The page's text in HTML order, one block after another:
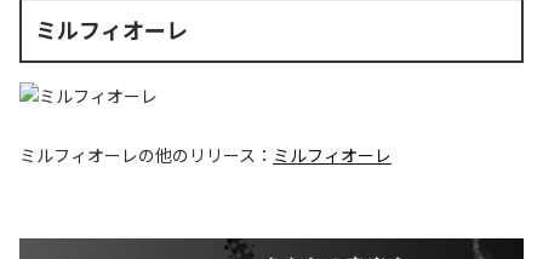
ミルフィオーレ
ミルフィオーレの他のリリース： ミルフィオーレ